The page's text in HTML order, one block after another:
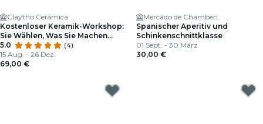
Claytho Cerámica
Kostenloser Keramik-Workshop:
Sie Wählen, Was Sie Machen
Möchten.
5.0
(4)
15 Aug. - 26 Dez.
69,00 €
Mercado de Chamberí
Spanischer Aperitiv und
Schinkenschnittklasse
01 Sept. - 30 März
30,00 €